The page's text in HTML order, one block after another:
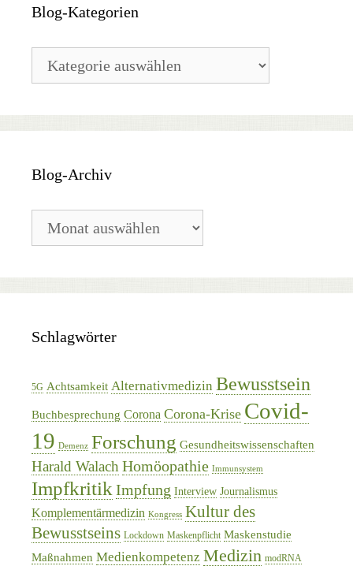
Blog-Kategorien
Kategorien
Blog-Archiv
Archiv
Schlagwörter
5G Achtsamkeit Alternativmedizin Bewusstsein
Buchbesprechung Corona Corona-Krise Covid-
19 Demenz Forschung Gesundheitswissenschaften
Harald Walach Homöopathie Immunsystem
Impfkritik Impfung Interview Journalismus
Komplementärmedizin Kongress Kultur des
Bewusstseins Lockdown Maskenpflicht Maskenstudie
Maßnahmen Medienkompetenz Medizin modRNA